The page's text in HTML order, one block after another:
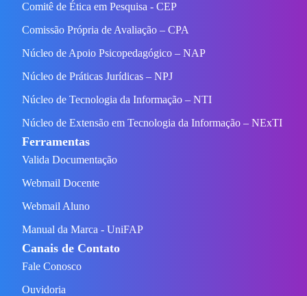
Comitê de Ética em Pesquisa - CEP
Comissão Própria de Avaliação – CPA
Núcleo de Apoio Psicopedagógico – NAP
Núcleo de Práticas Jurídicas – NPJ
Núcleo de Tecnologia da Informação – NTI
Núcleo de Extensão em Tecnologia da Informação – NExTI
Ferramentas
Valida Documentação
Webmail Docente
Webmail Aluno
Manual da Marca - UniFAP
Canais de Contato
Fale Conosco
Ouvidoria